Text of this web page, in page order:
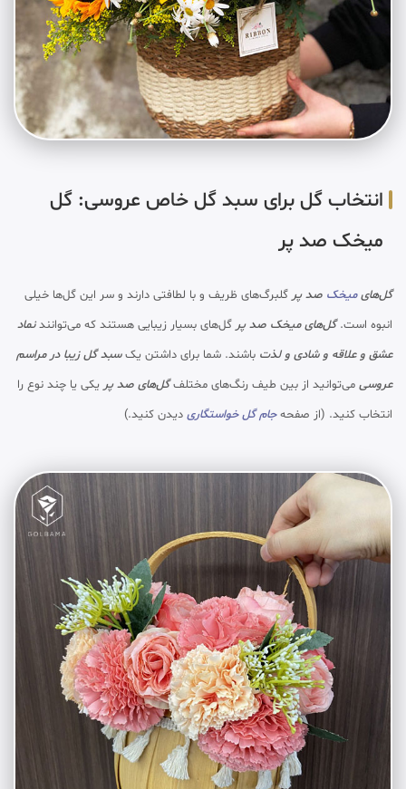
انتخاب گل برای سبد گل خاص عروسی: گل
میخک صد پر
گل‌هایمیخک صد پر گلبرگ‌های ظریف و با لطافتی دارند و سر این گل‌ها خیلی
انبوه است.گل‌های میخک صد پر گل‌های بسیار زیبایی هستند که می‌توانندنماد
عشق و علاقه و شادی و لذت باشند. شما برای داشتن یکسبد گل زیبا در مراسم
عروسی می‌توانید از بین طیف رنگ‌های مختلفگل‌های صد پر یکی یا چند نوع را
انتخاب کنید. (از صفحهجام گل خواستگاری دیدن کنید.)